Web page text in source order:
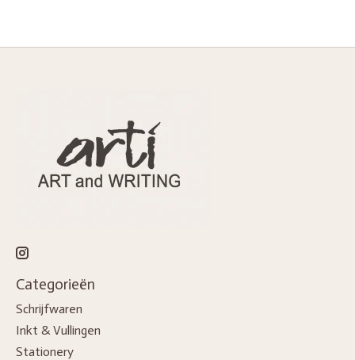
Categorieën
Schrijfwaren
Inkt & Vullingen
Stationery